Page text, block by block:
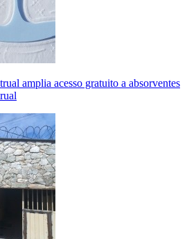
amplia acesso gratuito a absorventes